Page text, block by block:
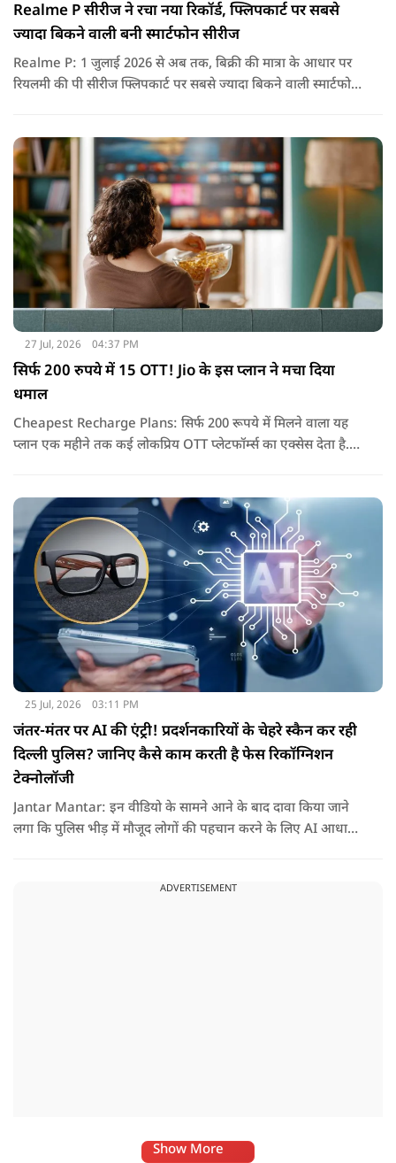
Realme P सीरीज ने रचा नया रिकॉर्ड, फ्लिपकार्ट पर सबसे
ज्यादा बिकने वाली बनी स्मार्टफोन सीरीज
Realme P: 1 जुलाई 2026 से अब तक, बिक्री की मात्रा के आधार पर
रियलमी की पी सीरीज फ्लिपकार्ट पर सबसे ज्यादा बिकने वाली स्मार्टफोन
27 Jul, 2026 04:37 PM
सिर्फ 200 रुपये में 15 OTT! Jio के इस प्लान ने मचा दिया
धमाल
Cheapest Recharge Plans: सिर्फ 200 रूपये में मिलने वाला यह
प्लान एक महीने तक कई लोकप्रिय OTT प्लेटफॉर्म्स का एक्सेस देता है.
एंटरटेनमेंट प्लेटफॉर्म्स का आनंद ले सकते हैं.
25 Jul, 2026 03:11 PM
जंतर-मंतर पर AI की एंट्री! प्रदर्शनकारियों के चेहरे स्कैन कर रही
दिल्ली पुलिस? जानिए कैसे काम करती है फेस रिकॉग्निशन
टेक्नोलॉजी
Jantar Mantar: इन वीडियो के सामने आने के बाद दावा किया जाने
लगा कि पुलिस भीड़ में मौजूद लोगों की पहचान करने के लिए AI आधारित
ADVERTISEMENT
Show More